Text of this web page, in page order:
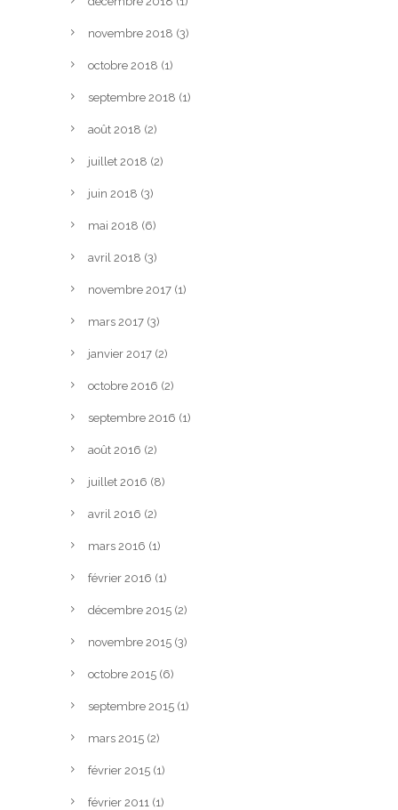
novembre 2018 (3)
octobre 2018 (1)
septembre 2018 (1)
août 2018 (2)
juillet 2018 (2)
juin 2018 (3)
mai 2018 (6)
avril 2018 (3)
novembre 2017 (1)
mars 2017 (3)
janvier 2017 (2)
octobre 2016 (2)
septembre 2016 (1)
août 2016 (2)
juillet 2016 (8)
avril 2016 (2)
mars 2016 (1)
février 2016 (1)
décembre 2015 (2)
novembre 2015 (3)
octobre 2015 (6)
septembre 2015 (1)
mars 2015 (2)
février 2015 (1)
février 2011 (1)